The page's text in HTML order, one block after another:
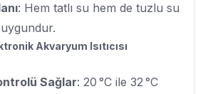
: Hem tatlı su hem de tuzlu su
Akvaryum Isıtıcısı
Sağlar: 20 °C ile 32 °C